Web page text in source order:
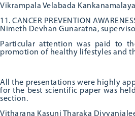
Vikrampala Velabada
11. CANCER PREVENTION
Nimeth Devhan Gunaratna,
Particular attention was paid to
promotion of healthy lifestyles and
All the presentations were highly
for the best scientific paper was
section.
Vitharana Kasuni Tharaka